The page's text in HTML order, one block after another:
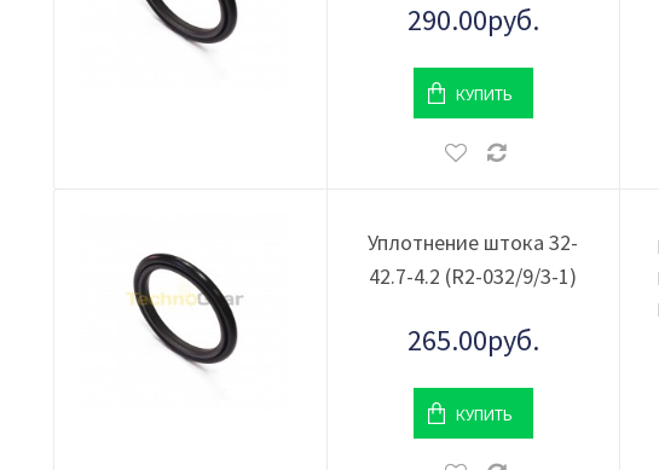
290.00руб.
КУПИТЬ
Уплотнение штока 32-
42.7-4.2 (R2-032/9/3-1)
265.00руб.
КУПИТЬ